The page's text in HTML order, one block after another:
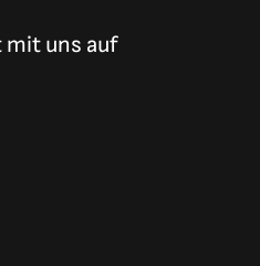
mit uns auf